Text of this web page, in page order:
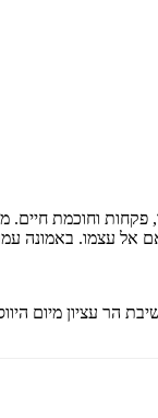
וחוכמת חיים.
אל עצמו. באמונה